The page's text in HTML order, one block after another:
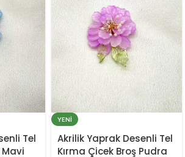
Tel
Mavi
YENI
Akrilik Yaprak Desenli Tel
Kırma Çicek Broş Pudra